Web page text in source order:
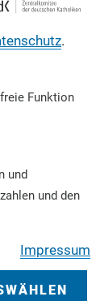
an die
Lebens
die
größter
vor sich
.
Funktion
und
und den
Impressum